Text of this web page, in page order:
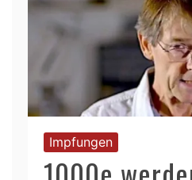
Impfungen